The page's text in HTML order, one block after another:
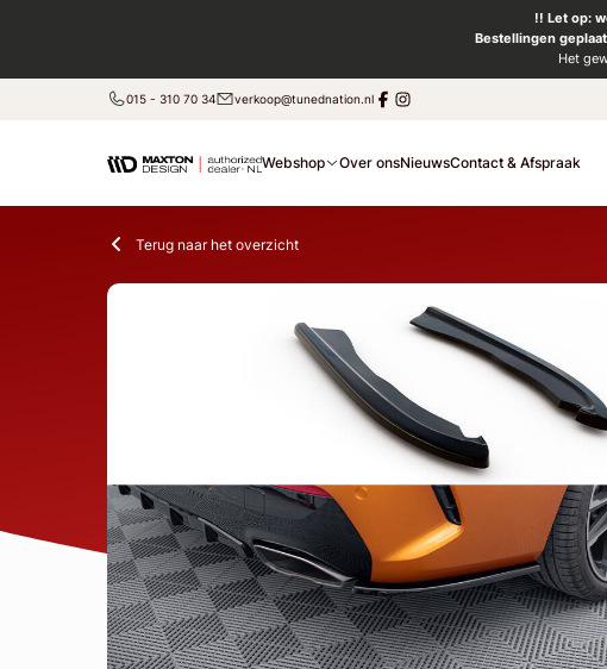
!! Let op:
Bestellingen
Het
015 - 310 70 34 verkoop@tunednation.nl
Webshop Over onsNieuwsContact & Afspraak
Terug naar het overzicht